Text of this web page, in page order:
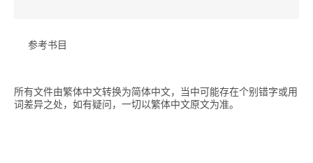
参考书目
所有文件由繁体中文转换为简体中文，当中可能存在个别错字或用
词差异之处，如有疑问，一切以繁体中文原文为准。